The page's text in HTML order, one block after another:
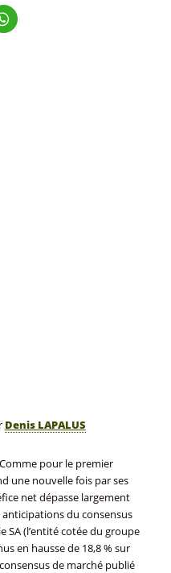
Denis LAPALUS
pour le premier
une nouvelle fois par ses
net dépasse largement
du consensus
SA (l’entité cotée du groupe
en hausse de 18,8 % sur
de marché publié